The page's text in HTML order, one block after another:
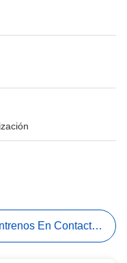
En Contacto Con